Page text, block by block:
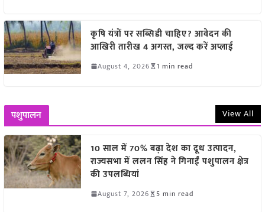
कृषि यंत्रों पर सब्सिडी चाहिए? आवेदन की
आखिरी तारीख 4 अगस्त, जल्द करें अप्लाई
August 4, 2026 1 min read
पशुपालन View All
10 साल में 70% बढ़ा देश का दूध उत्पादन,
राज्यसभा में ललन सिंह ने गिनाईं पशुपालन क्षेत्र
की उपलब्धियां
August 7, 2026 5 min read